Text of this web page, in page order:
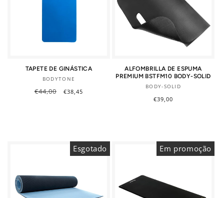
TAPETE DE GINÁSTICA
Fornecedor:
BODYTONE
Preço
€44,00
Preço
€38,45
ALFOMBRILLA DE ESPUMA
PREMIUM BSTFM10 BODY-SOLID
Fornecedor:
BODY-SOLID
Preço
€39,00
Esgotado Em promoção